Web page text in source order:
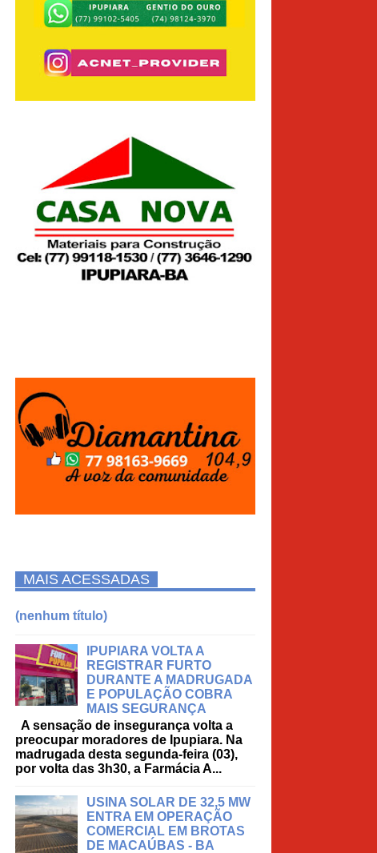
MAIS ACESSADAS
(nenhum título)
IPUPIARA VOLTA A
REGISTRAR FURTO
DURANTE A MADRUGADA
E POPULAÇÃO COBRA
MAIS SEGURANÇA
A sensação de insegurança volta a
preocupar moradores de Ipupiara. Na
madrugada desta segunda-feira (03),
por volta das 3h30, a Farmácia A...
USINA SOLAR DE 32,5 MW
ENTRA EM OPERAÇÃO
COMERCIAL EM BROTAS
DE MACAÚBAS - BA